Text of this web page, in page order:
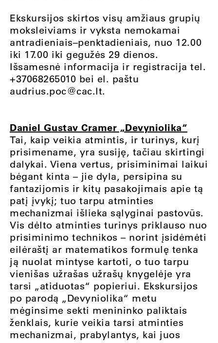
Ekskursijos skirtos visų amžiaus grupių
moksleiviams ir vyksta nemokamai
antradieniais–penktadieniais, nuo 12.00
iki 17.00 iki gegužės 29 dienos.
Išsamesnė informacija ir registracija tel.
+37068265010 bei el. paštu
audrius.poc@cac.lt.
Daniel Gustav Cramer „Devyniolika“
Tai, kaip veikia atmintis, ir turinys, kurį
prisimename, yra susiję, tačiau skirtingi
dalykai. Viena vertus, prisiminimai laikui
bėgant kinta – jie dyla, persipina su
fantazijomis ir kitų pasakojimais apie tą
patį įvykį; tuo tarpu atminties
mechanizmai išlieka sąlyginai pastovūs.
Vis dėlto atminties turinys priklauso nuo
prisiminimo technikos – norint įsidėmėti
eilėraštį ar matematikos formulę tenka
ją nuolat mintyse kartoti, o tuo tarpu
vienišas užrašas užrašų knygelėje yra
tarsi „atiduotas“ popieriui. Ekskursijos
po parodą „Devyniolika“ metu
mėginsime sekti menininko paliktais
ženklais, kurie veikia tarsi atminties
mechanizmai, prabylantys, kai juos